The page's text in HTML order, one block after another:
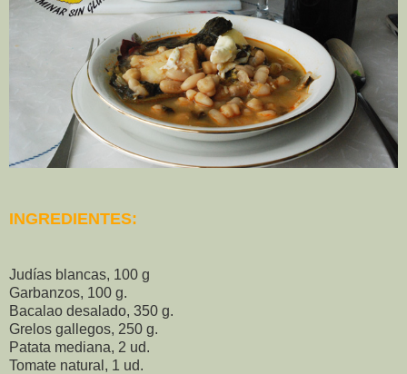
INGREDIENTES:
Judías blancas, 100 g
Garbanzos, 100 g.
Bacalao desalado, 350 g.
Grelos gallegos, 250 g.
Patata mediana, 2 ud.
Tomate natural, 1 ud.